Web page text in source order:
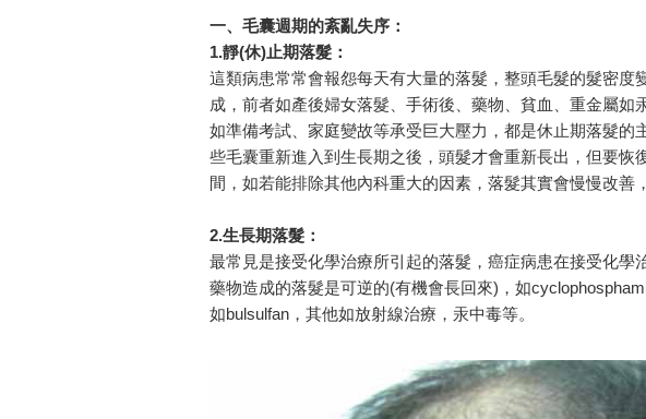
一、毛囊週期的紊亂失序：
1.靜(休)止期落髮：
這類病患常常會報怨每天有大量的落髮，整頭毛髮的髮密度
成，前者如產後婦女落髮、手術後、藥物、貧血、重金屬
如準備考試、家庭變故等承受巨大壓力，都是休止期落髮
些毛囊重新進入到生長期之後，頭髮才會重新長出，但要恢
間，如若能排除其他內科重大的因素，落髮其實會慢慢改善
2.生長期落髮：
最常見是接受化學治療所引起的落髮，癌症病患在接受化
藥物造成的落髮是可逆的(有機會長回來)，如
如bulsulfan，其他如放射線治療，汞中毒等。